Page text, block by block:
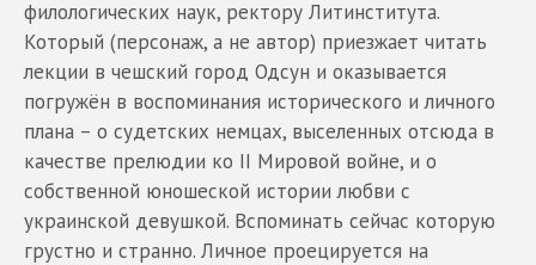
филологических наук, ректору Литинститута.
Который (персонаж, а не автор) приезжает читать
лекции в чешский город Одсун и оказывается
погружён в воспоминания исторического и личного
плана – о судетских немцах, выселенных отсюда в
качестве прелюдии ко II Мировой войне, и о
собственной юношеской истории любви с
украинской девушкой. Вспоминать сейчас которую
грустно и странно. Личное проецируется на